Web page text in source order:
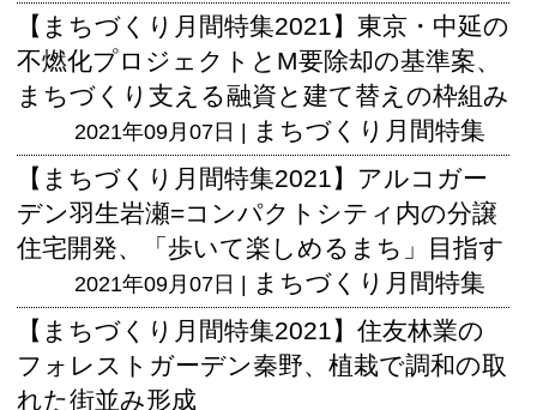
【まちづくり月間特集2021】東京・中延の
不燃化プロジェクトとM要除却の基準案、
まちづくり支える融資と建て替えの枠組み
2021年09月07日 |
まちづくり月間特集
【まちづくり月間特集2021】アルコガー
デン羽生岩瀬=コンパクトシティ内の分譲
住宅開発、「歩いて楽しめるまち」目指す
2021年09月07日 |
まちづくり月間特集
【まちづくり月間特集2021】住友林業の
フォレストガーデン秦野、植栽で調和の取
れた街並み形成